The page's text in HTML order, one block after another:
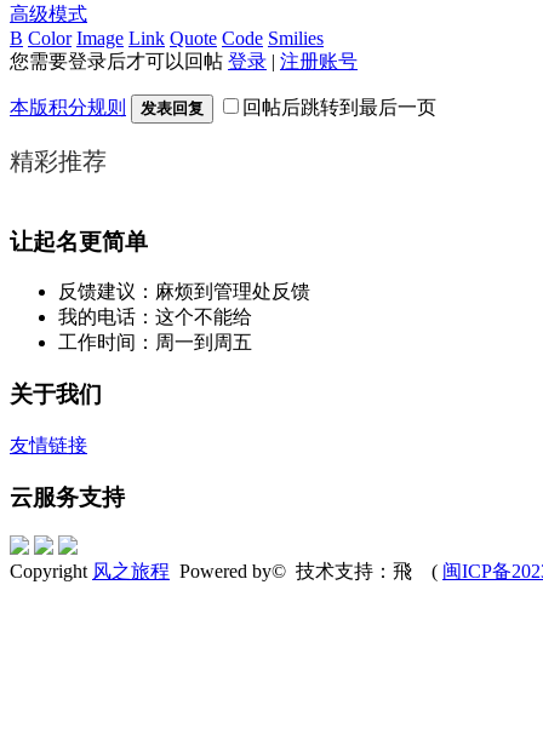
高级模式
B Color Image Link Quote Code Smilies
您需要登录后才可以回帖 登录 | 注册账号
本版积分规则 发表回复 回帖后跳转到最后一页
精彩推荐
让起名更简单
反馈建议：麻烦到管理处反馈
我的电话：这个不能给
工作时间：周一到周五
关于我们
友情链接
云服务支持
Copyright 风之旅程 Powered by© 技术支持：飛 ( 闽ICP备